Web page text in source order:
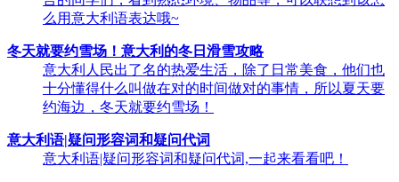
么用意大利语表达哦~
冬天就要约雪场！意大利的冬日滑雪攻略
意大利人民出了名的热爱⽣活，除了日常美⻝，他们也
⼗分懂得什么叫做在对的时间做对的事情，所以夏天要
约海边，冬天就要约雪场！
意大利语|疑问形容词和疑问代词
意大利语|疑问形容词和疑问代词,一起来看看吧！